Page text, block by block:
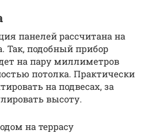
панелей рассчитана на
Так, подобный прибор
на пару миллиметров
потолка. Практически
на подвесах, за
высоту.
на террасу